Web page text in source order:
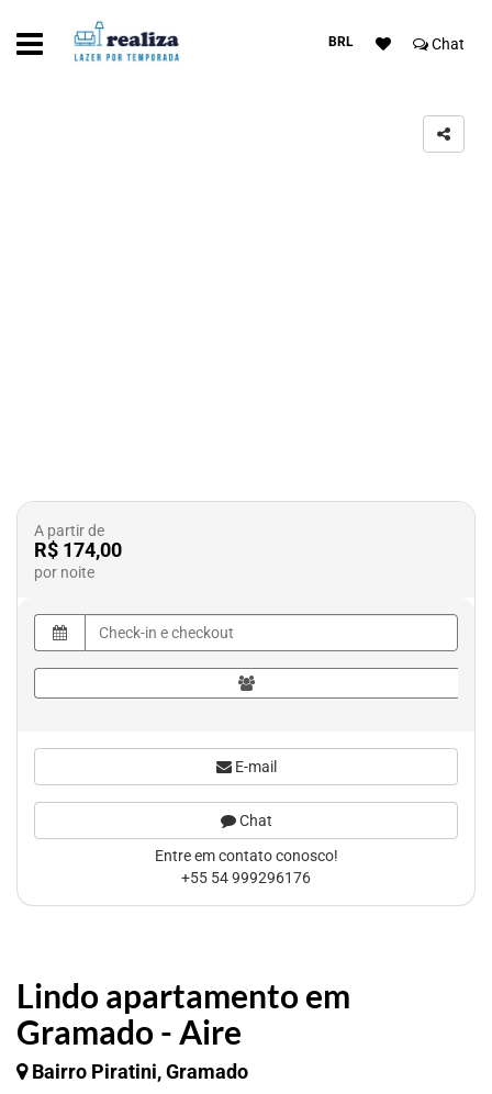
BRL Chat
Lindo apartamento em
Gramado - Aire
Bairro Piratini, Gramado
A partir de
R$ 174,00
por noite
E-mail
Chat
Entre em contato conosco!
+55 54 999296176